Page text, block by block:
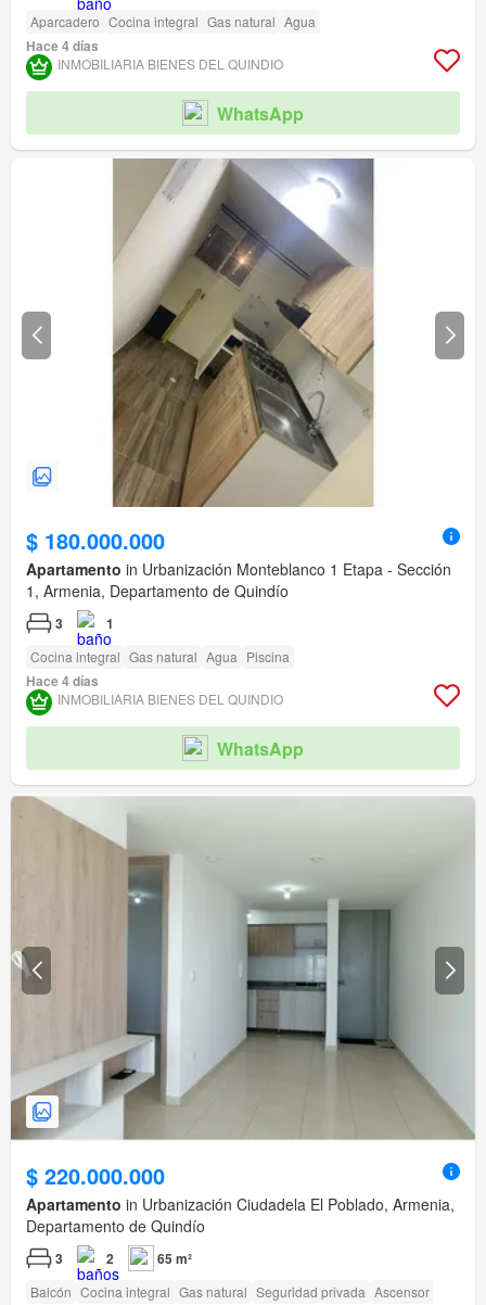
Aparcadero Cocina integral Gas natural Agua
Hace 4 días
INMOBILIARIA BIENES DEL QUINDIO
WhatsApp
$ 180.000.000
Apartamento in Urbanización Monteblanco 1 Etapa - Sección
1, Armenia, Departamento de Quindío
3 1
Cocina integral Gas natural Agua Piscina
Hace 4 días
INMOBILIARIA BIENES DEL QUINDIO
WhatsApp
$ 220.000.000
Apartamento in Urbanización Ciudadela El Poblado, Armenia,
Departamento de Quindío
3 2 65 m²
Balcón Cocina integral Gas natural Seguridad privada Ascensor